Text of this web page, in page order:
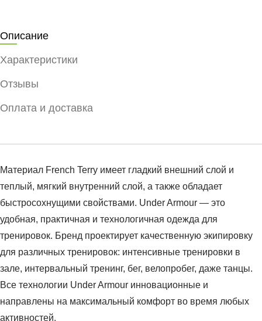
Описание
Характеристики
Отзывы
Оплата и доставка
Материал French Terry имеет гладкий внешний слой и
теплый, мягкий внутренний слой, а также обладает
быстросохнущими свойствами. Under Armour — это
удобная, практичная и технологичная одежда для
тренировок. Бренд проектирует качественную экипировку
для различных тренировок: интенсивные тренировки в
зале, интервальный тренинг, бег, велопробег, даже танцы.
Все технологии Under Armour инновационные и
направлены на максимальный комфорт во время любых
активностей.